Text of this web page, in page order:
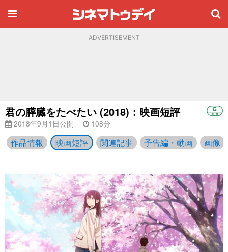
ADVERTISEMENT
君の膵臓をたべたい (2018)：映画短評
2018年9月1日公開 108分
作品情報 映画短評 関連記事 予告編・動画 画像